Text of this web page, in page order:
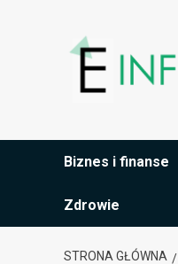
Biznes i finanse
Zdrowie
STRONA GŁÓWNA